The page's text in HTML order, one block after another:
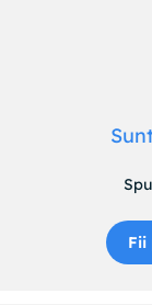
Fii